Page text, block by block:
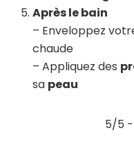
Après le bain
– Enveloppez
chaude
– Appliquez des
sa peau
5/5